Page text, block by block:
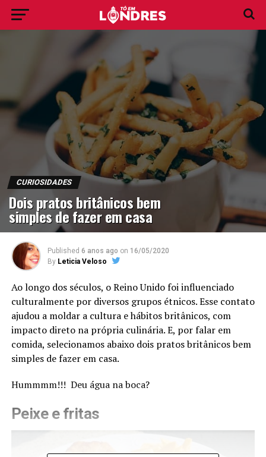
CURIOSIDADES
Dois pratos britânicos bem
simples de fazer em casa
Published 6 anos ago on 16/05/2020
By Leticia Veloso
Ao longo dos séculos, o Reino Unido foi influenciado
culturalmente por diversos grupos étnicos. Esse contato
ajudou a moldar a cultura e hábitos britânicos, com
impacto direto na própria culinária. E, por falar em
comida, selecionamos abaixo dois pratos britânicos bem
simples de fazer em casa.
Hummmm!!! Deu água na boca?
Peixe e fritas